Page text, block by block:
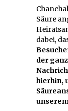
Säure
dabei,
der
hierhin,